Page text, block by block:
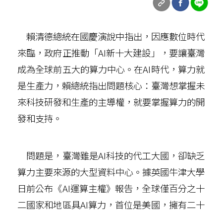
賴清德總統在國慶演說中指出，因應數位時代
來臨，政府正推動「AI新十大建設」，要讓臺灣
成為全球前五大的算力中心。在AI時代，算力就
是生產力，賴總統指出問題核心：臺灣想掌握未
來科技研發和生產的主導權，就要掌握算力的開
發和支持。
問題是，臺灣雖是AI科技的代工大國，卻缺乏
算力主要來源的大型資料中心。據英國牛津大學
日前公布《AI運算主權》報告，全球僅百分之十
二國家和地區具AI算力，首位是美國，擁有二十